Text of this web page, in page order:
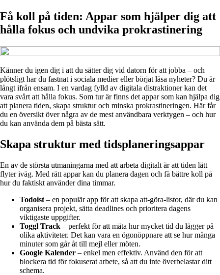
Få koll på tiden: Appar som hjälper dig att
hålla fokus och undvika prokrastinering
Känner du igen dig i att du sätter dig vid datorn för att jobba – och
plötsligt har du fastnat i sociala medier eller börjat läsa nyheter? Du är
långt ifrån ensam. I en vardag fylld av digitala distraktioner kan det
vara svårt att hålla fokus. Som tur är finns det appar som kan hjälpa dig
att planera tiden, skapa struktur och minska prokrastineringen. Här får
du en översikt över några av de mest användbara verktygen – och hur
du kan använda dem på bästa sätt.
Skapa struktur med tidsplaneringsappar
En av de största utmaningarna med att arbeta digitalt är att tiden lätt
flyter iväg. Med rätt appar kan du planera dagen och få bättre koll på
hur du faktiskt använder dina timmar.
Todoist – en populär app för att skapa att-göra-listor, där du kan
organisera projekt, sätta deadlines och prioritera dagens
viktigaste uppgifter.
Toggl Track – perfekt för att mäta hur mycket tid du lägger på
olika aktiviteter. Det kan vara en ögonöppnare att se hur många
minuter som går åt till mejl eller möten.
Google Kalender – enkel men effektiv. Använd den för att
blockera tid för fokuserat arbete, så att du inte överbelastar ditt
schema.